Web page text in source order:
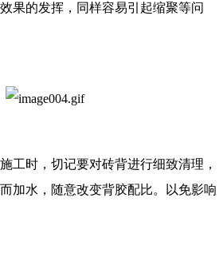
果的发挥，同样容易引起缩聚等问
工时，切记要对砖背进行细致清理，
加水，随意改变背胶配比。以免影响